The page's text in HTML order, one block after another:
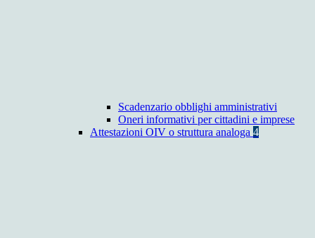
Scadenzario obblighi amministrativi
Oneri informativi per cittadini e imprese
Attestazioni OIV o struttura analoga 4